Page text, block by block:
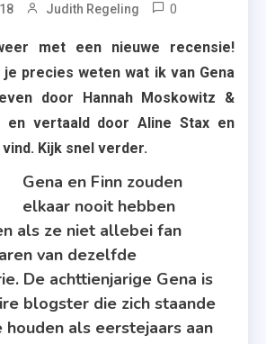
Judith Regeling 0
Stax
,
Davidsfonds
Infodok
Moskowitz
,
Kate
met een nieuwe recensie!
je precies weten wat ik van Gena
door Hannah Moskowitz &
en vertaald door Aline Stax en
Kijk snel verder.
Gena en Finn zouden
elkaar nooit hebben
als ze niet allebei fan
van dezelfde
De achttienjarige Gena is
blogster die zich staande
als eerstejaars aan